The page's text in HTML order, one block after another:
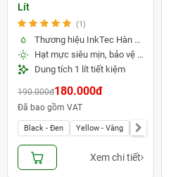
Lít
(1)
Thương hiệu InkTec Hàn Quốc uy tín
Hạt mực siêu mịn, bảo vệ đầu in
Dung tích 1 lít tiết kiệm
190.000đ180.000đ
Đã bao gồm VAT
Black - Đen Yellow - Vàng Magenta
Xem chi tiết